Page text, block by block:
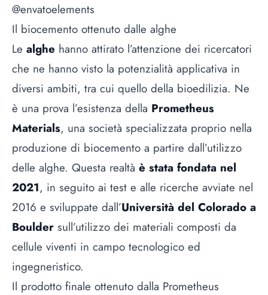
@envatoelements
Il biocemento ottenuto dalle alghe
Le alghe hanno attirato l’attenzione dei ricercatori
che ne hanno visto la potenzialità applicativa in
diversi ambiti, tra cui quello della bioedilizia. Ne
è una prova l’esistenza della Prometheus
Materials, una società specializzata proprio nella
produzione di biocemento a partire dall’utilizzo
delle alghe. Questa realtà è stata fondata nel
2021, in seguito ai test e alle ricerche avviate nel
2016 e sviluppate dall’Università del Colorado a
Boulder sull’utilizzo dei materiali composti da
cellule viventi in campo tecnologico ed
ingegneristico.
Il prodotto finale ottenuto dalla Prometheus